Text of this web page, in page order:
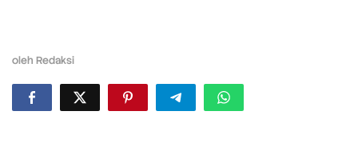
oleh Redaksi